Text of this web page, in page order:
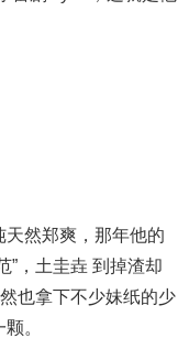
然郑爽，那年他的
”，土圭垚 到掉渣却
也拿下不少妹纸的少
。